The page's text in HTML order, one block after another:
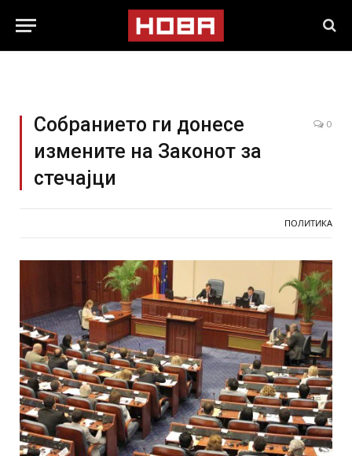
Собранието ги донесе
измените на Законот за
стечајци
0
ПОЛИТИКА